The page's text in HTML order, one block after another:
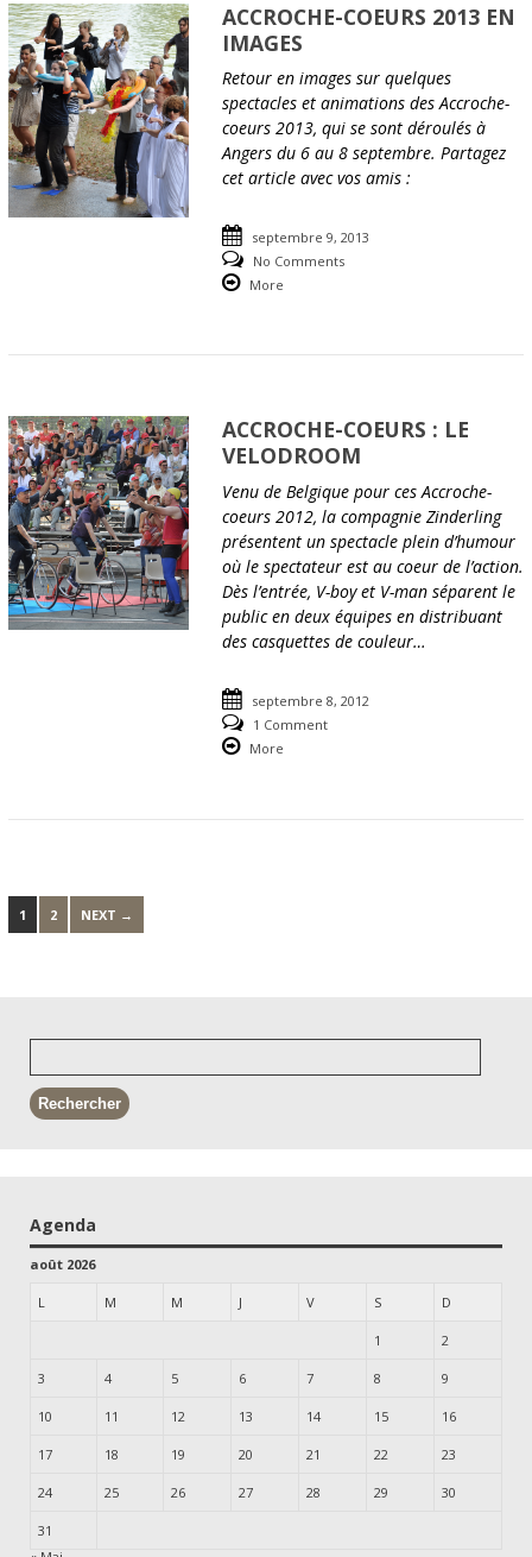
ACCROCHE-COEURS 2013 EN
IMAGES
Retour en images sur quelques
spectacles et animations des Accroche-
coeurs 2013, qui se sont déroulés à
Angers du 6 au 8 septembre. Partagez
cet article avec vos amis :
septembre 9, 2013
No Comments
More
ACCROCHE-COEURS : LE
VELODROOM
Venu de Belgique pour ces Accroche-
coeurs 2012, la compagnie Zinderling
présentent un spectacle plein d’humour
où le spectateur est au coeur de l’action.
Dès l’entrée, V-boy et V-man séparent le
public en deux équipes en distribuant
des casquettes de couleur…
septembre 8, 2012
1 Comment
More
1 2 NEXT →
Agenda
août 2026
L M M J V S D
1 2
3 4 5 6 7 8 9
10 11 12 13 14 15 16
17 18 19 20 21 22 23
24 25 26 27 28 29 30
31